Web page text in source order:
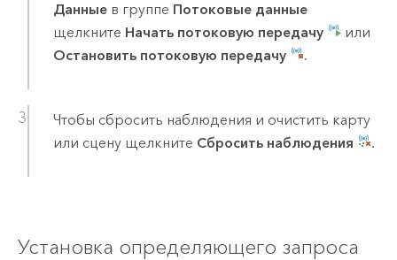
Данныев группе Потоковые данные
щелкните Начать потоковую передачу
или
Остановить потоковую передачу
.
Чтобы сбросить наблюдения и очистить карту
или сцену щелкните Сбросить наблюдения .
Установка определяющего запроса